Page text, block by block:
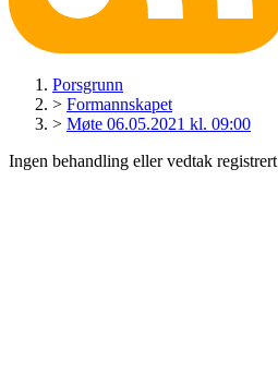
Porsgrunn
> Formannskapet
> Møte 06.05.2021 kl. 09:00
Ingen behandling eller vedtak registrert